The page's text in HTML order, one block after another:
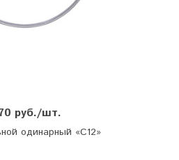
руб./шт.
одинарный «С12»